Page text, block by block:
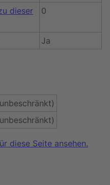
dieser
0
Ja
diese Seite ansehen.